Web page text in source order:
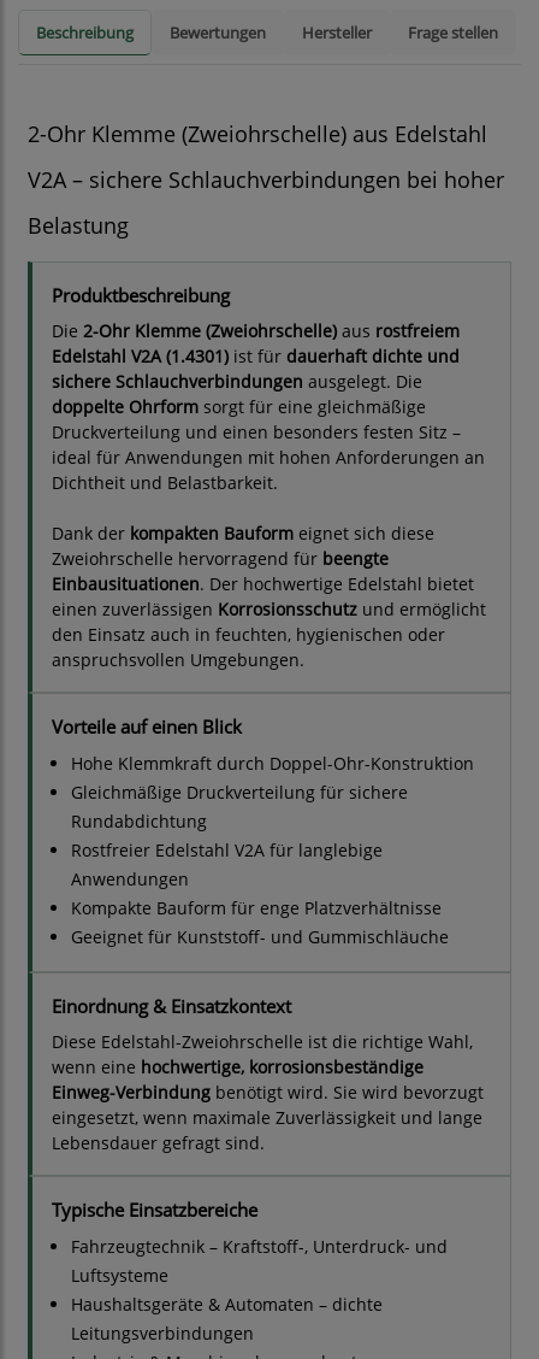
Beschreibung Bewertungen Hersteller Frage stellen
2-Ohr Klemme (Zweiohrschelle) aus Edelstahl
V2A – sichere Schlauchverbindungen bei hoher
Belastung
Produktbeschreibung
Die 2-Ohr Klemme (Zweiohrschelle) aus rostfreiem
Edelstahl V2A (1.4301) ist für dauerhaft dichte und
sichere Schlauchverbindungen ausgelegt. Die
doppelte Ohrform sorgt für eine gleichmäßige
Druckverteilung und einen besonders festen Sitz –
ideal für Anwendungen mit hohen Anforderungen an
Dichtheit und Belastbarkeit.
Dank der kompakten Bauform eignet sich diese
Zweiohrschelle hervorragend für beengte
Einbausituationen. Der hochwertige Edelstahl bietet
einen zuverlässigen Korrosionsschutz und ermöglicht
den Einsatz auch in feuchten, hygienischen oder
anspruchsvollen Umgebungen.
Vorteile auf einen Blick
Hohe Klemmkraft durch Doppel-Ohr-Konstruktion
Gleichmäßige Druckverteilung für sichere
Rundabdichtung
Rostfreier Edelstahl V2A für langlebige
Anwendungen
Kompakte Bauform für enge Platzverhältnisse
Geeignet für Kunststoff- und Gummischläuche
Einordnung & Einsatzkontext
Diese Edelstahl-Zweiohrschelle ist die richtige Wahl,
wenn eine hochwertige, korrosionsbeständige
Einweg-Verbindung benötigt wird. Sie wird bevorzugt
eingesetzt, wenn maximale Zuverlässigkeit und lange
Lebensdauer gefragt sind.
Typische Einsatzbereiche
Fahrzeugtechnik – Kraftstoff-, Unterdruck- und
Luftsysteme
Haushaltsgeräte & Automaten – dichte
Leitungsverbindungen